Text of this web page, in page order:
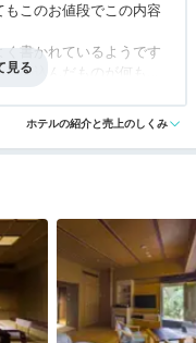
このお値段でこの内容
書かれているようです
の込んだものが何もな
が、枕にシミがあった
に感じました。客室の
き届いていません。１
は、清掃が行き届いて
に思います。
）はぬるく、露天風呂
湯もろ過とすぐわかる
お風呂にも男女入れ替
ましでした
3.0 風呂 1.0
ホテルの紹介と売上のしくみ